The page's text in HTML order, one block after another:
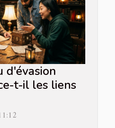
d'évasion
t-il les liens